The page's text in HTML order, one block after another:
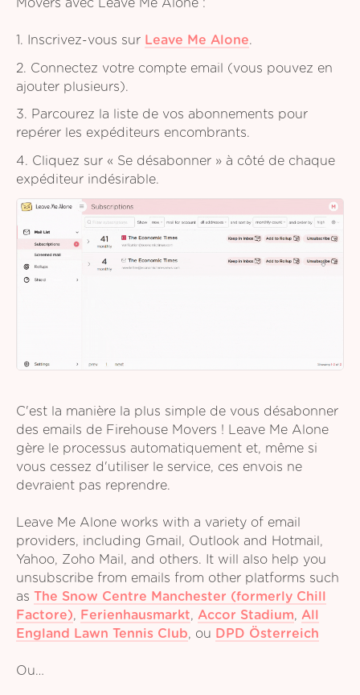
Movers avec Leave Me Alone :
1. Inscrivez-vous sur Leave Me Alone.
2. Connectez votre compte email (vous pouvez en
ajouter plusieurs).
3. Parcourez la liste de vos abonnements pour
repérer les expéditeurs encombrants.
4. Cliquez sur « Se désabonner » à côté de chaque
expéditeur indésirable.
C'est la manière la plus simple de vous désabonner
des emails de Firehouse Movers ! Leave Me Alone
gère le processus automatiquement et, même si
vous cessez d'utiliser le service, ces envois ne
devraient pas reprendre.
Leave Me Alone works with a variety of email
providers, including Gmail, Outlook and Hotmail,
Yahoo, Zoho Mail, and others. It will also help you
unsubscribe from emails from other platforms such
as The Snow Centre Manchester (formerly Chill
Factore), Ferienhausmarkt, Accor Stadium, All
England Lawn Tennis Club, ou DPD Österreich
Ou…